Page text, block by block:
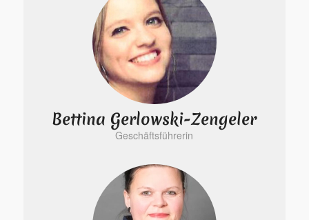
Bettina Gerlowski-Zengeler
Geschäftsführerin